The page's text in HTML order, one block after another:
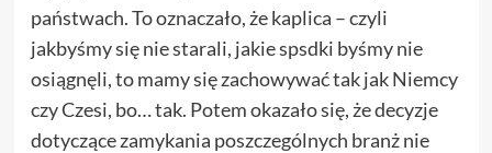
państwach. To oznaczało, że kaplica – czyli
jakbyśmy się nie starali, jakie spsdki byśmy nie
osiągnęli, to mamy się zachowywać tak jak Niemcy
czy Czesi, bo… tak. Potem okazało się, że decyzje
dotyczące zamykania poszczególnych branż nie